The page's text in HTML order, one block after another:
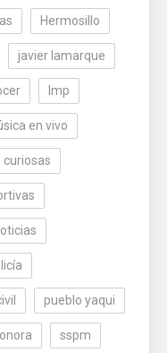
Hermosillo
javier lamarque
lmp
en vivo
curiosas
pueblo yaqui
sspm